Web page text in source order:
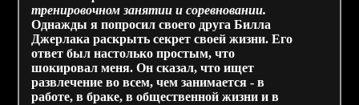
тренировочном занятии и соревновании.
Однажды я попросил своего друга Билла
Джерлака раскрыть секрет своей жизни. Его
ответ был настолько простым, что
шокировал меня. Он сказал, что ищет
развлечение во всем, чем занимается - в
работе, в браке, в общественной жизни и в